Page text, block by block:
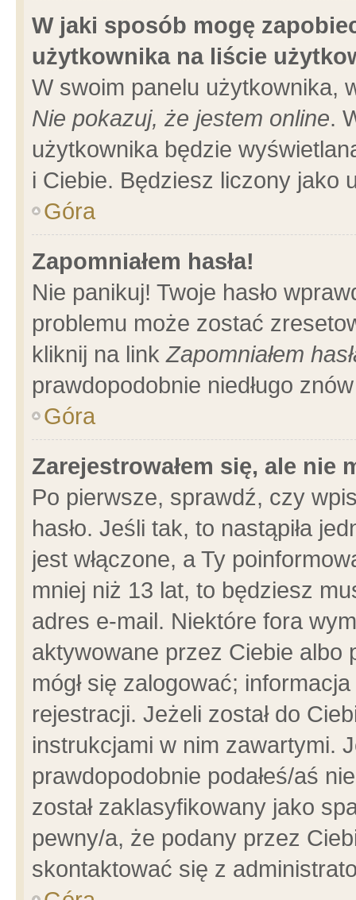
W jaki sposób mogę
użytkownika na liście
W swoim panelu użytkownika,
Nie pokazuj, że jestem online.
użytkownika będzie
i Ciebie. Będziesz liczony jako
Góra
Zapomniałem hasła!
Nie panikuj! Twoje hasło
problemu może zostać
kliknij na linkZapomniałem
prawdopodobnie niedługo
Góra
Zarejestrowałem się, ale nie
Po pierwsze, sprawdź, czy
hasło. Jeśli tak, to nastąpiła
jest włączone, a Ty
mniej niż 13 lat, to będziesz
adres e-mail. Niektóre fora
aktywowane przez Ciebie albo
mógł się zalogować;
rejestracji. Jeżeli został do
instrukcjami w nim zawartymi.
prawdopodobnie podałeś/aś
został zaklasyfikowany jako
pewny/a, że podany przez
skontaktować się z